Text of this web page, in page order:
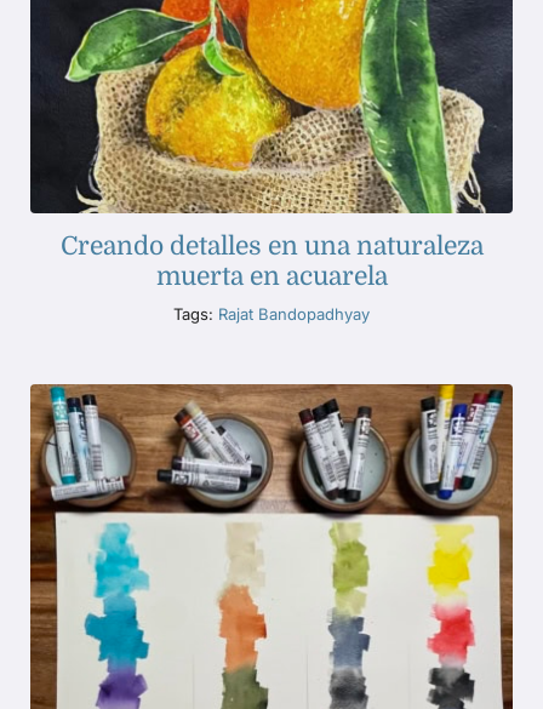
Creando detalles en una naturaleza
muerta en acuarela
Tags: Rajat Bandopadhyay